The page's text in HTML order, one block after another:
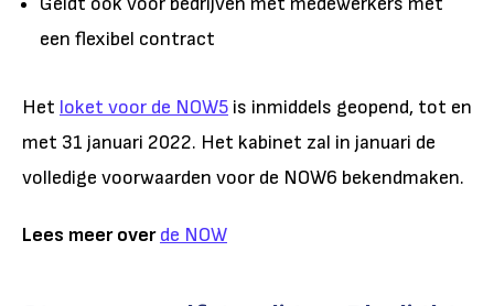
een flexibel contract
Het loket voor de NOW5 is inmiddels geopend, tot en
met 31 januari 2022. Het kabinet zal in januari de
volledige voorwaarden voor de NOW6 bekendmaken.
Lees meer overde NOW